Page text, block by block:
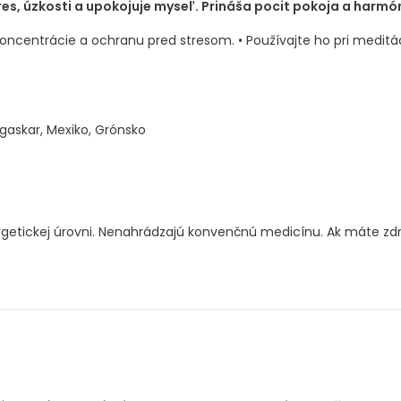
úzkosti a upokojuje myseľ. Prináša pocit pokoja a
a ochranu pred stresom. • Používajte ho pri
Mexiko, Grónsko
úrovni. Nenahrádzajú konvenčnú medicínu. Ak máte